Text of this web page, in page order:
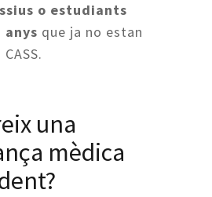
o estudiants
anys que ja no estan
una
mèdica